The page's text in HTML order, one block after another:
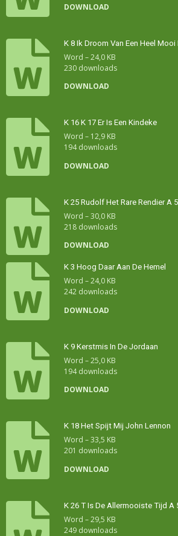
DOWNLOAD
K 8 Ik Droom Van Een Heel
Word – 24,0 KB
230 downloads
DOWNLOAD
K 16 K 17 Er Is Een Kindeke
Word – 12,9 KB
194 downloads
DOWNLOAD
K 25 Rudolf Het Rare Rendier A
Word – 30,0 KB
218 downloads
DOWNLOAD
K 3 Hoog Daar Aan De Hemel
Word – 24,0 KB
242 downloads
DOWNLOAD
K 9 Kerstmis In De Jordaan
Word – 25,0 KB
194 downloads
DOWNLOAD
K 18 Het Spijt Mij John Lennon
Word – 33,5 KB
201 downloads
DOWNLOAD
K 26 T Is De Allermooiste Tijd A
Word – 29,5 KB
249 downloads